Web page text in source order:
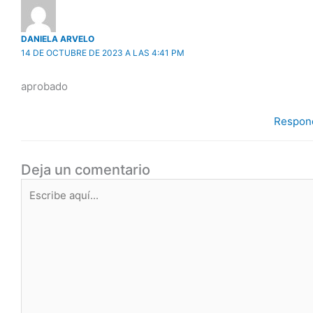
DANIELA ARVELO
14 DE OCTUBRE DE 2023 A LAS 4:41 PM
aprobado
Deja un comentario
aquí...